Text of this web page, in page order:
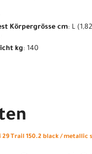
Körpergrösse cm: L
kg: 140
29 Trail 150.2 black / metallic